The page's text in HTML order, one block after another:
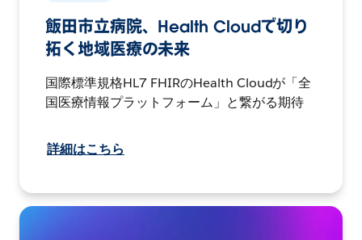
飯田市立病院、Health Cloudで切り
拓く地域医療の未来
国際標準規格HL7 FHIRのHealth Cloudが「全
国医療情報プラットフォーム」と繋がる期待
詳細はこちら